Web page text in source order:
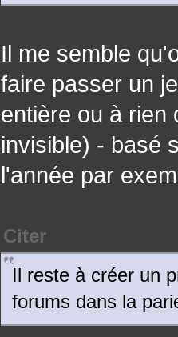
Il me semble
faire passer un
entière ou à rien
invisible) - basé
l'année par
Citer
Il reste à créer un
forums dans la